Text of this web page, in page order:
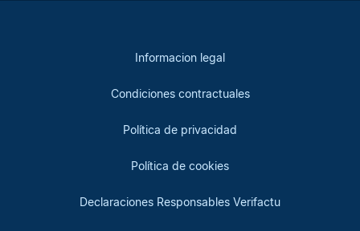
Informacion legal
Condiciones contractuales
Política de privacidad
Política de cookies
Declaraciones Responsables Verifactu